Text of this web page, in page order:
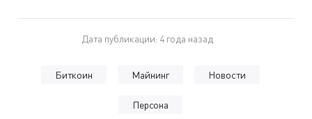
Дата публикации: 4 года назад
Биткоин Майнинг Новости
Персона